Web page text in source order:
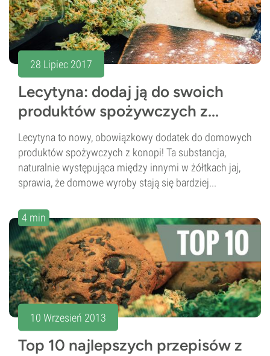
28 Lipiec 2017
Lecytyna: dodaj ją do swoich
produktów spożywczych z...
Lecytyna to nowy, obowiązkowy dodatek do domowych
produktów spożywczych z konopi! Ta substancja,
naturalnie występująca między innymi w żółtkach jaj,
sprawia, że domowe wyroby stają się bardziej...
4 min
10 Wrzesień 2013
Top 10 najlepszych przepisów z